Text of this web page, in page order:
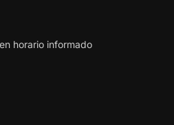
horario informado